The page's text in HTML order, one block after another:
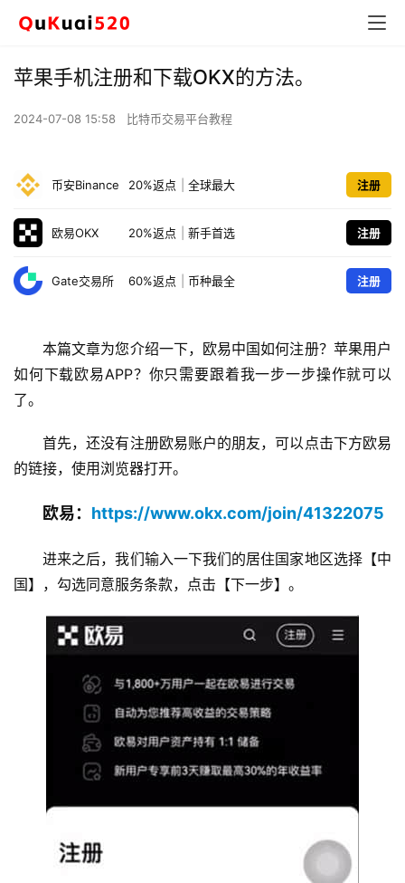
苹果手机注册和下载OKX的方法。
2024-07-08 15:58 比特币交易平台教程
币安Binance 20%返点 全球最大 注册
欧易OKX 20%返点 新手首选 注册
Gate交易所 60%返点 币种最全 注册
本篇文章为您介绍一下，欧易中国如何注册？苹果用户
如何下载欧易APP？你只需要跟着我一步一步操作就可以
了。
首先，还没有注册欧易账户的朋友，可以点击下方欧易
的链接，使用浏览器打开。
欧易： https://www.okx.com/join/41322075
进来之后，我们输入一下我们的居住国家地区选择【中
国】，勾选同意服务条款，点击【下一步】。